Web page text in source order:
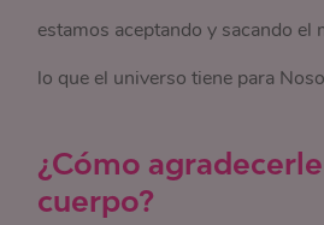
estamos aceptando y sacando el
lo que el universo tiene para
¿Cómo
cuerpo?